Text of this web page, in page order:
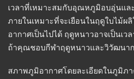
เวลาที่เหมาะสมกับอุณหภูมิอบอุ่นแ
ภายในเหมาะที่จะเยือนในฤดูใบไม้ผ
อากาศเป็นไปได้ ฤดูหนาวอาจเป็นเว
ถ้าคุณชอบกีฬาฤดูหนาวและวิวัฒนา
สภาพภูมิอากาศโดยละเอียดในภูมิภ